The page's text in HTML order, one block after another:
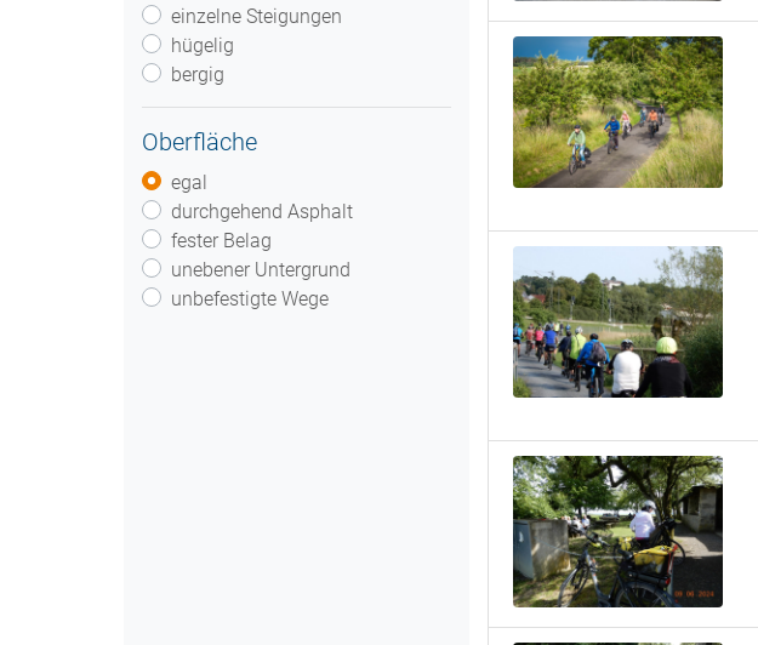
einzelne Steigungen
hügelig
bergig
Oberfläche
egal
durchgehend Asphalt
fester Belag
unebener Untergrund
unbefestigte Wege